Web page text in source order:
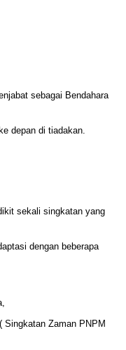
sebagai Bendahara
depan di tiadakan.
sekali singkatan yang
dengan beberapa
Singkatan Zaman PNPM